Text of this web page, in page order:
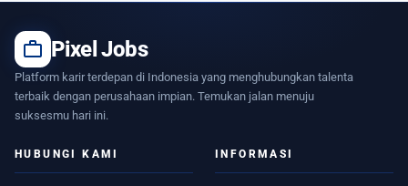
work Pixel Jobs
Platform karir terdepan di Indonesia yang menghubungkan talenta
terbaik dengan perusahaan impian. Temukan jalan menuju
suksesmu hari ini.
HUBUNGI KAMI INFORMASI